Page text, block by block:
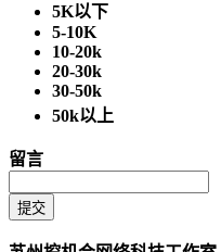
5K以下
5-10K
10-20k
20-30k
30-50k
50k以上
留言